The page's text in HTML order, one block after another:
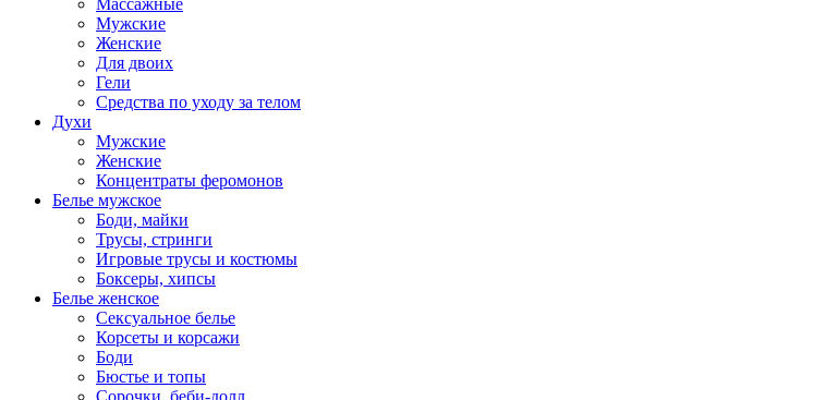
Массажные
Мужские
Женские
Для двоих
Гели
Средства по уходу за телом
Духи
Мужские
Женские
Концентраты феромонов
Белье мужское
Боди, майки
Трусы, стринги
Игровые трусы и костюмы
Боксеры, хипсы
Белье женское
Сексуальное белье
Корсеты и корсажи
Боди
Бюстье и топы
Сорочки, беби-долл